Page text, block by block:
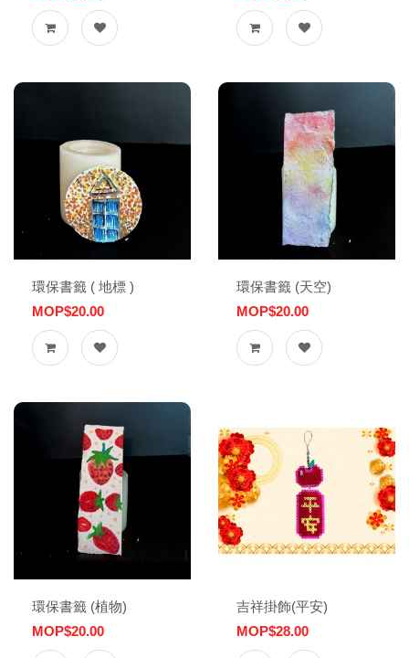
環保書籤 ( 地標 )
MOP$20.00
環保書籤 (天空)
MOP$20.00
環保書籤 (植物)
MOP$20.00
吉祥掛飾(平安)
MOP$28.00